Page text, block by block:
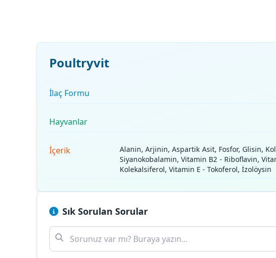
Poultryvit
İlaç Formu
Hayvanlar
İçerik
Alanin, Arjinin, Aspartik Asit, Fosfor, Glisin,
Siyanokobalamin, Vitamin B2 - Riboflavin,
Kolekalsiferol, Vitamin E - Tokoferol, İzolöysin
Sık Sorulan Sorular